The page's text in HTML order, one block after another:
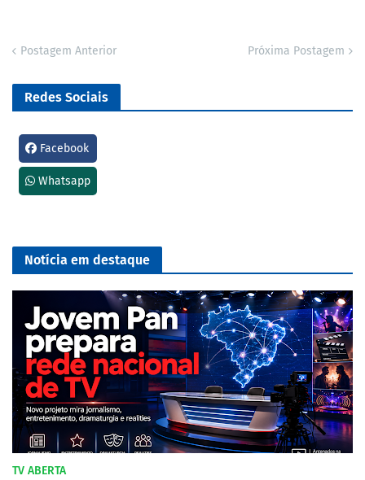
Postagem Anterior Próxima Postagem
Redes Sociais
Facebook
Whatsapp
Notícia em destaque
TV ABERTA